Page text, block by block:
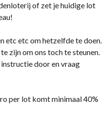
of zet je huidige lot
etc etc om hetzelfde te doen.
zijn om ons toch te steunen.
door en vraag
per lot komt minimaal 40%